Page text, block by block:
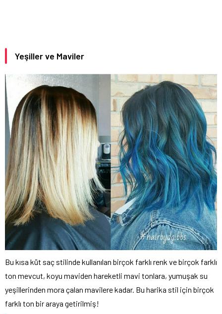
Yeşiller ve Maviler
Bu kısa küt saç stilinde kullanılan birçok farklı renk ve birçok farklı
ton mevcut, koyu maviden hareketli mavi tonlara, yumuşak su
yeşillerinden mora çalan mavilere kadar. Bu harika stil için birçok
farklı ton bir araya getirilmiş!